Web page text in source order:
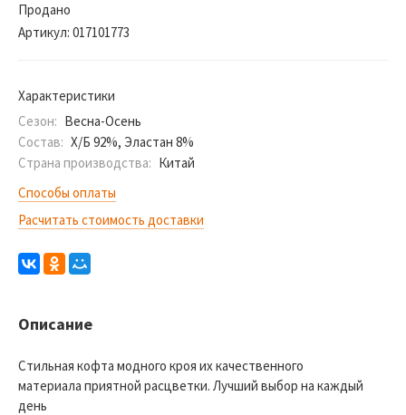
Продано
Артикул: 017101773
Характеристики
Сезон: Весна-Осень
Состав: Х/Б 92%, Эластан 8%
Страна производства: Китай
Способы оплаты
Расчитать стоимость доставки
Описание
Стильная кофта модного кроя их качественного
материала приятной расцветки. Лучший выбор на каждый
день